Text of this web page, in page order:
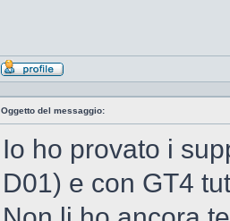
Profilo
Oggetto del messaggio:
Io ho provato i
D01) e con GT4